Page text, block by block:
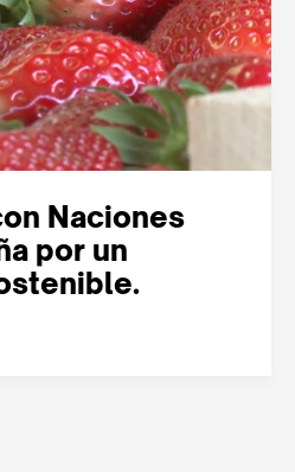
Naciones
por un